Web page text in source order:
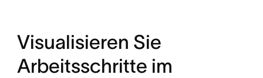
Visualisieren Sie
Arbeitsschritte im